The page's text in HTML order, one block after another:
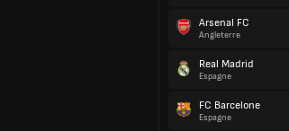
Arsenal FC
Angleterre
Real Madrid
Espagne
FC Barcelone
Espagne